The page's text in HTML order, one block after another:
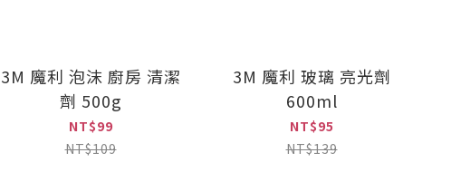
3M 魔利 泡沫 廚房 清潔
劑 500g
NT$99
NT$109
3M 魔利 玻璃 亮光劑
600ml
NT$95
NT$139